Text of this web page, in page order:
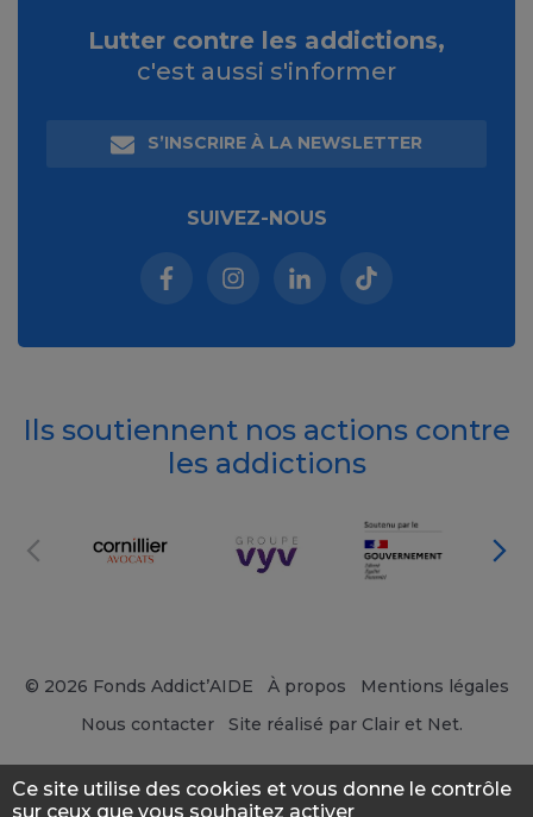
Lutter contre les addictions,
c'est aussi s'informer
S’INSCRIRE À LA NEWSLETTER
SUIVEZ-NOUS
Facebook (nouvelle fenêtre)
Instagram (nouvelle fenêtre)
Linkedin (nouvelle
Tiktok (nouvelle
Ils soutiennent nos actions contre
les addictions
© 2026 Fonds Addict’AIDE À propos
Mentions légales
Nous contacter
Site réalisé par Clair et Net.
Ce site utilise des cookies et vous donne le contrôle
sur ceux que vous souhaitez activer